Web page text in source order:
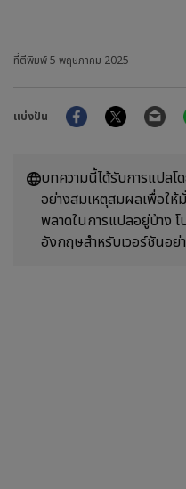
ที่ตีพิมพ์5 พฤษภาคม 2025
แบ่งปัน
FacebookTwitter
บทความนี้ได้รับการแปลโ
อย่างสมเหตุสมผลเพื่อใ
พลาดในการแปลอยู่บ้าง
อังกฤษสำหรับเวอร์ชันอย่